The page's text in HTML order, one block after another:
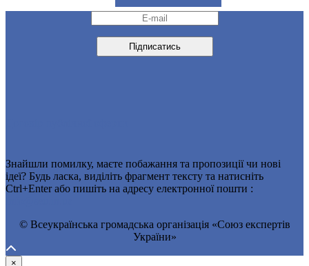
Знайшли помилку, маєте побажання та пропозиції чи нові
ідеї? Будь ласка, виділіть фрагмент тексту та натисніть
Ctrl+Enter або пишіть на адресу електронної пошти :
© Всеукраїнська громадська організація «Союз експертів
України»
×